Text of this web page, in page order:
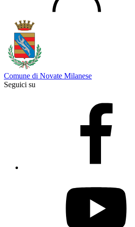
Comune di Novate Milanese
Seguici su